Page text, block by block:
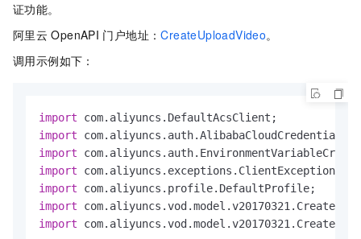
证功能。
阿里云 OpenAPI 门户地址：CreateUploadVideo。
调用示例如下：
import
import
import
import
import
import
import